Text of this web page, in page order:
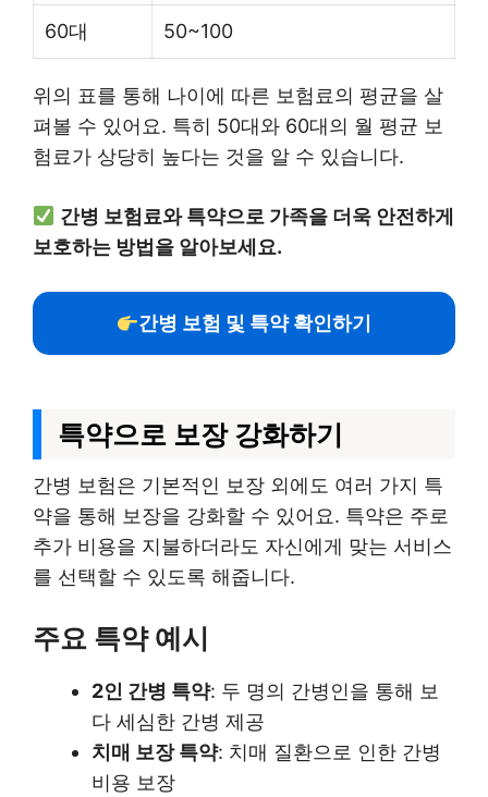
60대 50~100
위의 표를 통해 나이에 따른 보험료의 평균을 살
펴볼 수 있어요. 특히 50대와 60대의 월 평균 보
험료가 상당히 높다는 것을 알 수 있습니다.
간병 보험료와 특약으로 가족을 더욱 안전하게
보호하는 방법을 알아보세요.
간병 보험 및 특약 확인하기
특약으로 보장 강화하기
간병 보험은 기본적인 보장 외에도 여러 가지 특
약을 통해 보장을 강화할 수 있어요. 특약은 주로
추가 비용을 지불하더라도 자신에게 맞는 서비스
를 선택할 수 있도록 해줍니다.
주요 특약 예시
2인 간병 특약: 두 명의 간병인을 통해 보
다 세심한 간병 제공
치매 보장 특약: 치매 질환으로 인한 간병
비용 보장